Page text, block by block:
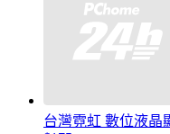
台灣霓虹 數位液晶